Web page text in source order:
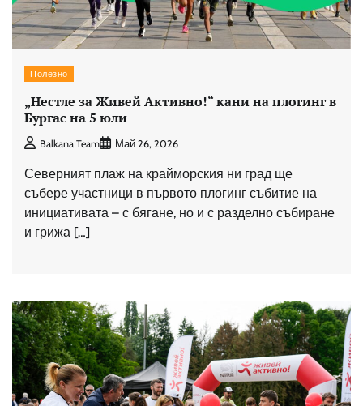
Полезно
„Нестле за Живей Активно!“ кани на плогинг в
Бургас на 5 юли
Balkana Team Май 26, 2026
Северният плаж на крайморския ни град ще
събере участници в първото плогинг събитие на
инициативата – с бягане, но и с разделно събиране
и грижа […]